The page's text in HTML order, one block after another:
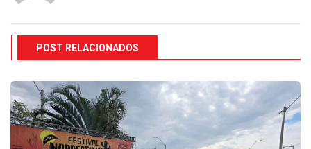
POST RELACIONADOS